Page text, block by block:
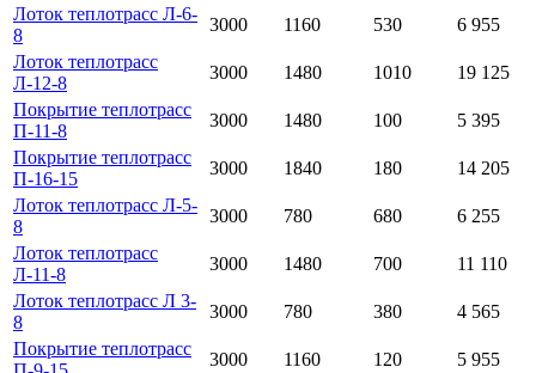
Лоток теплотрасс Л-6-
8
3000 1160 530
6 955
Лоток теплотрасс
Л-12-8
3000 1480 1010
19 125
Покрытие теплотрасс
П-11-8
3000 1480 100
5 395
Покрытие теплотрасс
П-16-15
3000 1840 180
14 205
Лоток теплотрасс Л-5-
8
3000 780 680
6 255
Лоток теплотрасс
Л-11-8
3000 1480 700
11 110
Лоток теплотрасс Л 3-
8
3000 780 380
4 565
Покрытие теплотрасс
3000 1160 120 5 955